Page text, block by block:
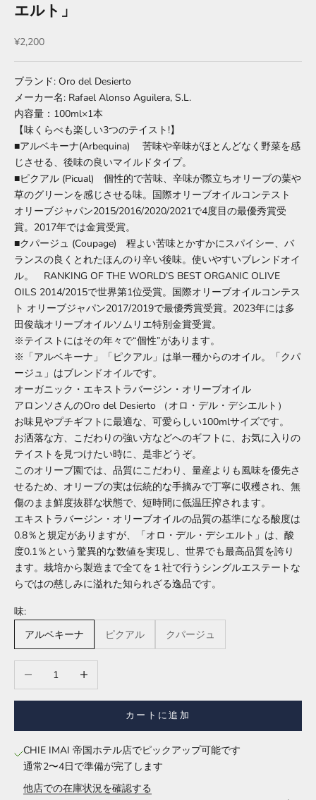
エルト」
セール価格
¥2,200
ブランド: Oro del Desierto
メーカー名: Rafael Alonso Aguilera, S.L.
内容量：100ml×1本
【味くらべも楽しい3つのテイスト!】
■アルベキーナ(Arbequina) 苦味や辛味がほとんどなく野菜を感
じさせる、後味の良いマイルドタイプ。
■ピクアル (Picual) 個性的で苦味、辛味が際立ちオリーブの葉や
草のグリーンを感じさせる味。国際オリーブオイルコンテスト
オリーブジャパン2015/2016/2020/2021で4度目の最優秀賞受
賞。2017年では金賞受賞。
■クパージュ (Coupage) 程よい苦味とかすかにスパイシー、バ
ランスの良くとれたほんのり辛い後味。使いやすいブレンドオイ
ル。 RANKING OF THE WORLD’S BEST ORGANIC OLIVE
OILS 2014/2015で世界第1位受賞。国際オリーブオイルコンテス
ト オリーブジャパン2017/2019で最優秀賞受賞。2023年には多
田俊哉オリーブオイルソムリエ特別金賞受賞。
※テイストにはその年々で“個性”があります。
※「アルベキーナ」「ピクアル」は単一種からのオイル。「クパ
ージュ」はブレンドオイルです。
オーガニック・エキストラバージン・オリーブオイル
アロンソさんのOro del Desierto （オロ・デル・デシエルト）
お味見やプチギフトに最適な、可愛らしい100mlサイズです。
お洒落な方、こだわりの強い方などへのギフトに、お気に入りの
テイストを見つけたい時に、是非どうぞ。
このオリーブ園では、品質にこだわり、量産よりも風味を優先さ
せるため、オリーブの実は伝統的な手摘みで丁寧に収穫され、無
傷のまま鮮度抜群な状態で、短時間に低温圧搾されます。
エキストラバージン・オリーブオイルの品質の基準になる酸度は
0.8％と規定がありますが、「オロ・デル・デシエルト」は、酸
度0.1％という驚異的な数値を実現し、世界でも最高品質を誇り
ます。栽培から製造まで全てを１社で行うシングルエステートな
らではの慈しみに溢れた知られざる逸品です。
味:
アルベキーナ
ピクアル クパージュ
数量を減らす 数量を増やす
カートに追加
CHIE IMAI 帝国ホテル店でピックアップ可能です
通常2〜4日で準備が完了します
他店での在庫状況を確認する